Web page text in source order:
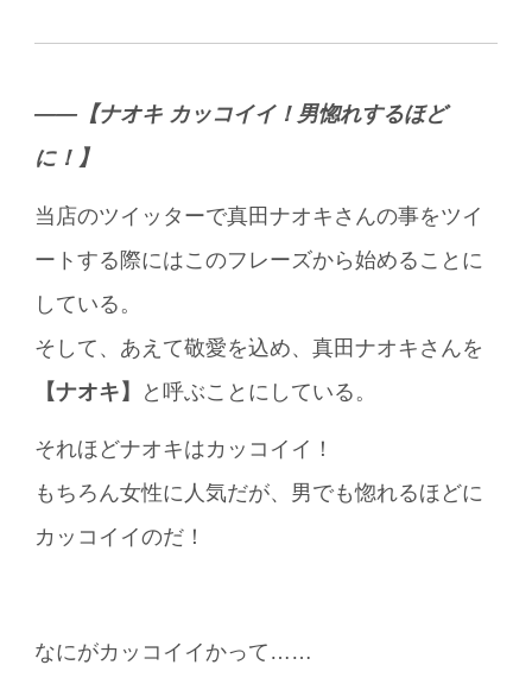
――【ナオキ カッコイイ！男惚れするほど
に！】
当店のツイッターで真田ナオキさんの事をツイ
ートする際にはこのフレーズから始めることに
している。
そして、あえて敬愛を込め、真田ナオキさんを
【ナオキ】
と呼ぶことにしている。
それほどナオキはカッコイイ！
もちろん女性に人気だが、男でも惚れるほどに
カッコイイのだ！
なにがカッコイイかって……